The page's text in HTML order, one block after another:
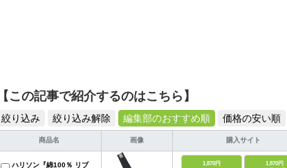
【この記事で紹介するのはこちら】
絞り込み 絞り込み解除 編集部のおすすめ順 価格の安い順
商品名 画像 購入サイト
ハリソン『綿100％ リブ
1,870円
1,870円